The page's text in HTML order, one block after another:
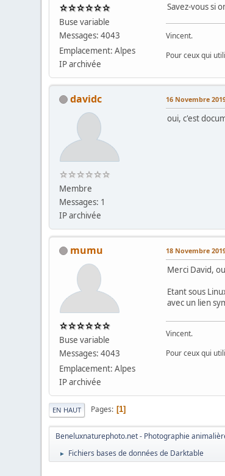
Buse variable
Messages: 4043
Emplacement: Alpes
IP archivée
Savez-vous si
Vincent.
Pour ceux qui
davidc
Membre
Messages: 1
IP archivée
16 Novembre
oui, c'est
mumu
Buse variable
Messages: 4043
Emplacement: Alpes
IP archivée
18 Novembre
Merci David,
Etant sous
avec un lien
Vincent.
Pour ceux qui
EN HAUT Pages 1
Beneluxnaturephoto.net - Photographie
► Fichiers bases de données de Darktable